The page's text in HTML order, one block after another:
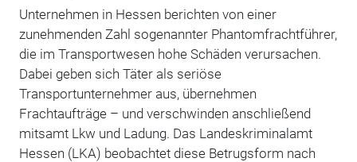
Unternehmen in Hessen berichten von einer
zunehmenden Zahl sogenannter Phantomfrachtführer,
die im Transportwesen hohe Schäden verursachen.
Dabei geben sich Täter als seriöse
Transportunternehmer aus, übernehmen
Frachtaufträge – und verschwinden anschließend
mitsamt Lkw und Ladung. Das Landeskriminalamt
Hessen (LKA) beobachtet diese Betrugsform nach